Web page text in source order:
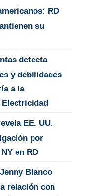
RD
su
detecta
y debilidades
a la
EE. UU.
por
en RD
Blanco
relación con